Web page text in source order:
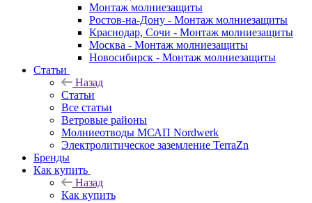
Монтаж молниезащиты
Ростов-на-Дону - Монтаж молниезащиты
Краснодар, Сочи - Монтаж молниезащиты
Москва - Монтаж молниезащиты
Новосибирск - Монтаж молниезащиты
Статьи
Назад
Статьи
Все статьи
Ветровые районы
Молниеотводы МСАП Nordwerk
Электролитическое заземление TerraZn
Бренды
Как купить
Назад
Как купить